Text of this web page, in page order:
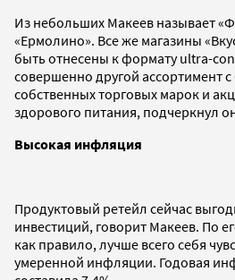
Из небольших Макеев называет
«Ермолино». Все же магазины
быть отнесены к формату ultra-
совершенно другой ассортимент
собственных торговых марок и
здорового питания, подчеркнул
Высокая инфляция
Продуктовый ретейл сейчас
инвестиций, говорит Макеев. По
как правило, лучше всего себя
умеренной инфляции. Годовая